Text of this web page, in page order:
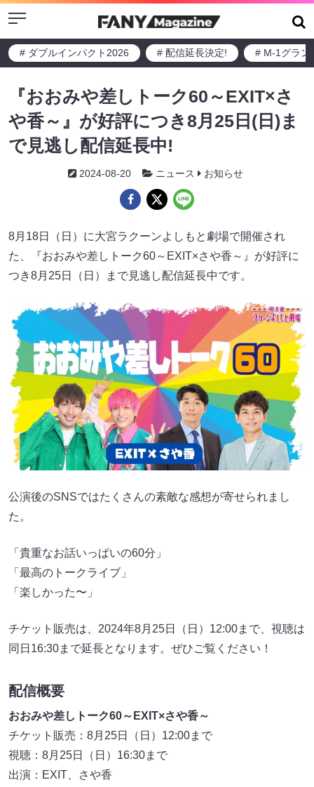
Menu
# ダブルインパクト2026 # 配信延長決定! # M-1グラン
『おおみや差しトーク60～EXIT×さ
や香～』が好評につき8月25日(日)ま
で見逃し配信延長中!
2024-08-20 ニュース お知らせ
8月18日（日）に大宮ラクーンよしもと劇場で開催され
た、『おおみや差しトーク60～EXIT×さや香～』が好評に
つき8月25日（日）まで見逃し配信延長中です。
公演後のSNSではたくさんの素敵な感想が寄せられまし
た。
「貴重なお話いっぱいの60分」
「最高のトークライブ」
「楽しかった〜」
チケット販売は、2024年8月25日（日）12:00まで、視聴は
同日16:30まで延長となります。ぜひご覧ください！
配信概要
おおみや差しトーク60～EXIT×さや香～
チケット販売：8月25日（日）12:00まで
視聴：8月25日（日）16:30まで
出演：EXIT、さや香